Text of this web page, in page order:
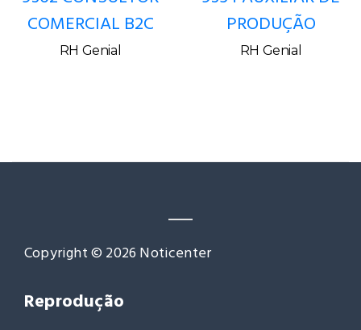
PRODUÇÃO
RH Genial
MÉDICA
RH Genial
Copyright © 2026 Noticenter
Reprodução